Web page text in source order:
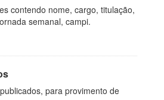
contendo nome, cargo, titulação,
semanal, campi.
para provimento de